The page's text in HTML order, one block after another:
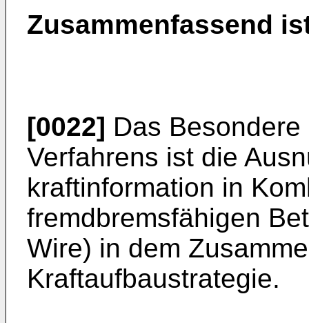
Zusammenfassend
[0022] Das
Verfahrens ist die
kraftinformation in
fremdbremsfähigen
Wire) in dem
Kraftaufbaustrategie.